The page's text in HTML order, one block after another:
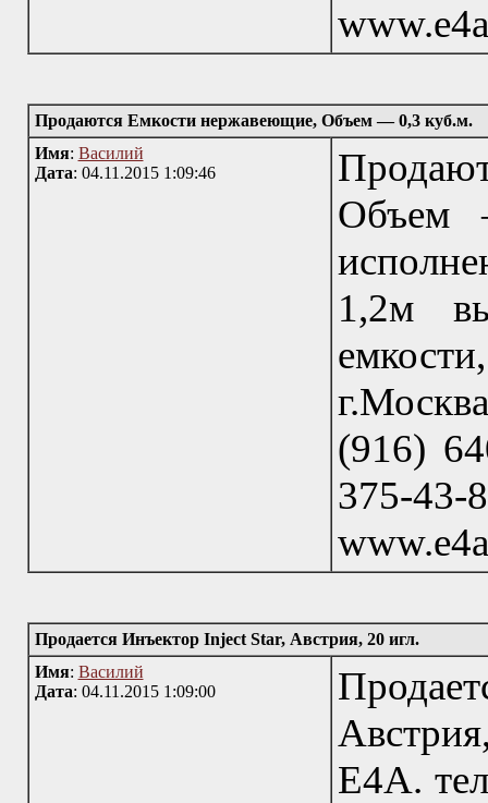
Продаются Емкости нержавеющие, Объем — 0,3 куб.м.
Имя: Василий
Дата: 04.11.2015 1:09:46
Объем
1,2м
(916)
375-
Продается Инъектор Inject Star, Австрия, 20 игл.
Имя: Василий
Дата: 04.11.2015 1:09:00
Е4А.